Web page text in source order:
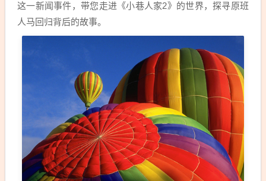
这一新闻事件，带您走进《小巷人家2》的世界，探寻原班
人马回归背后的故事。